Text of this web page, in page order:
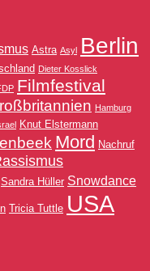
Astra Asyl Berlin
Dieter Kosslick
Filmfestival
Hamburg
Knut Elstermann
Mord Nachruf
Sandra Hüller Snowdance
Tricia Tuttle USA